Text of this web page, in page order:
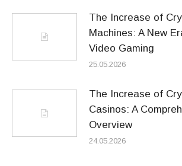
The Increase of
Machines: A New
Video Gaming
25.05.2026
The Increase of
Casinos: A
Overview
24.05.2026